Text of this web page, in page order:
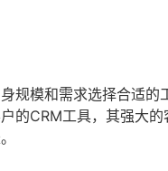
规模和需求选择合适的
的CRM工具，其强大的